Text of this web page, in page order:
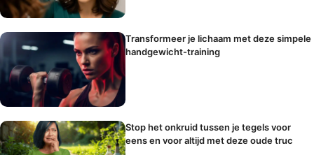
Transformeer je lichaam met deze simpele
handgewicht-training
Stop het onkruid tussen je tegels voor
eens en voor altijd met deze oude truc